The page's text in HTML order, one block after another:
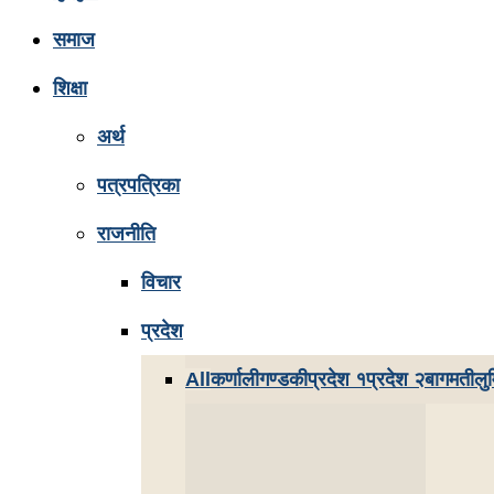
समाज
शिक्षा
अर्थ
पत्रपत्रिका
राजनीति
विचार
प्रदेश
Allकर्णालीगण्डकीप्रदेश १प्रदेश २बागमती